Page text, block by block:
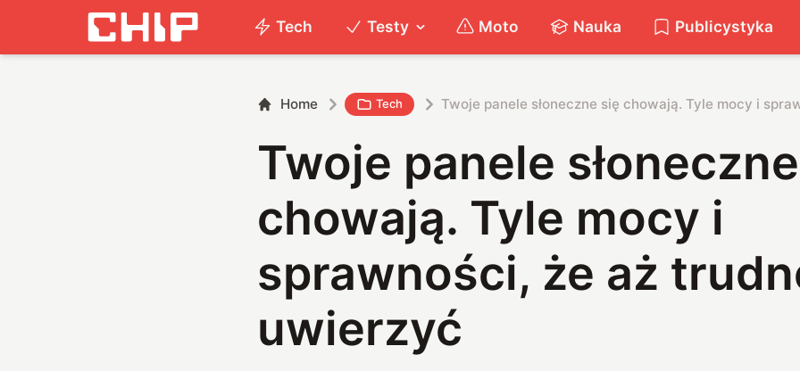
Tech Testy Moto Nauka Publicystyka
Home Tech Twoje panele słoneczne się chowają. Tyle mocy i
Twoje panele
chowają. Tyle mocy i
sprawności, że aż
uwierzyć